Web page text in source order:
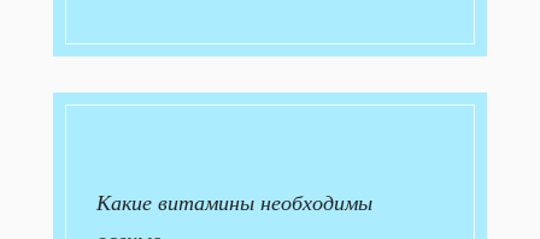
Какие витамины необходимы